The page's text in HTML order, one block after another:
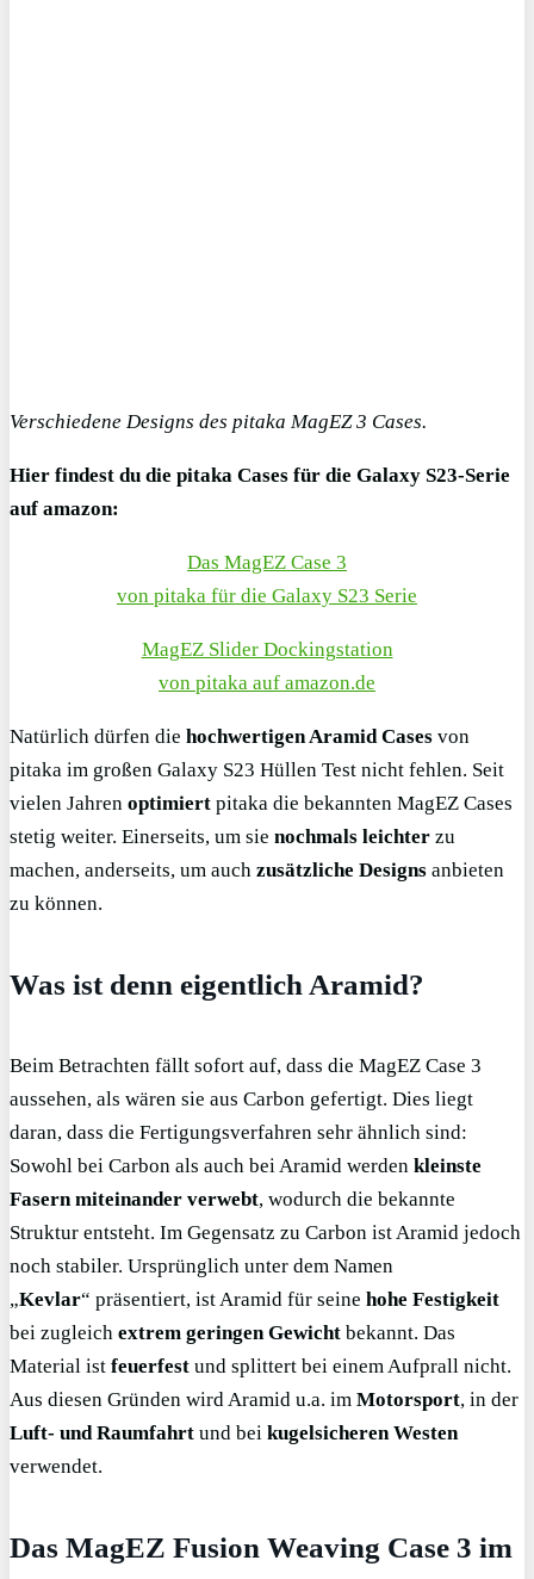
Verschiedene Designs des pitaka MagEZ 3 Cases.
Hier findest du die pitaka Cases für die Galaxy S23-Serie
auf amazon:
Das MagEZ Case 3
von pitaka für die Galaxy S23 Serie
MagEZ Slider Dockingstation
von pitaka auf amazon.de
Natürlich dürfen die hochwertigen Aramid Cases von
pitaka im großen Galaxy S23 Hüllen Test nicht fehlen. Seit
vielen Jahren optimiert pitaka die bekannten MagEZ Cases
stetig weiter. Einerseits, um sie nochmals leichter zu
machen, anderseits, um auch zusätzliche Designs anbieten
zu können.
Was ist denn eigentlich Aramid?
Beim Betrachten fällt sofort auf, dass die MagEZ Case 3
aussehen, als wären sie aus Carbon gefertigt. Dies liegt
daran, dass die Fertigungsverfahren sehr ähnlich sind:
Sowohl bei Carbon als auch bei Aramid werden kleinste
Fasern miteinander verwebt, wodurch die bekannte
Struktur entsteht. Im Gegensatz zu Carbon ist Aramid jedoch
noch stabiler. Ursprünglich unter dem Namen
„Kevlar“ präsentiert, ist Aramid für seine hohe Festigkeit
bei zugleich extrem geringen Gewicht bekannt. Das
Material ist feuerfest und splittert bei einem Aufprall nicht.
Aus diesen Gründen wird Aramid u.a. im Motorsport, in der
Luft- und Raumfahrt und bei kugelsicheren Westen
verwendet.
Das MagEZ Fusion Weaving Case 3 im